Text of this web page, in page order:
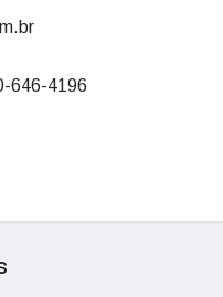
646-4196